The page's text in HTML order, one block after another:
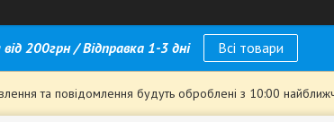
200грн / Відправка 1-3 дні Всі товари
та повідомлення будуть оброблені з 10:00